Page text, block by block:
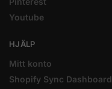
Youtube
HJÄLP
Mitt konto
Shopify Sync Dashboard